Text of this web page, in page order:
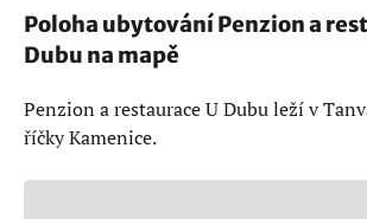
Poloha ubytování Penzion a
Dubu na mapě
Penzion a restaurace U Dubu leží v
říčky Kamenice.